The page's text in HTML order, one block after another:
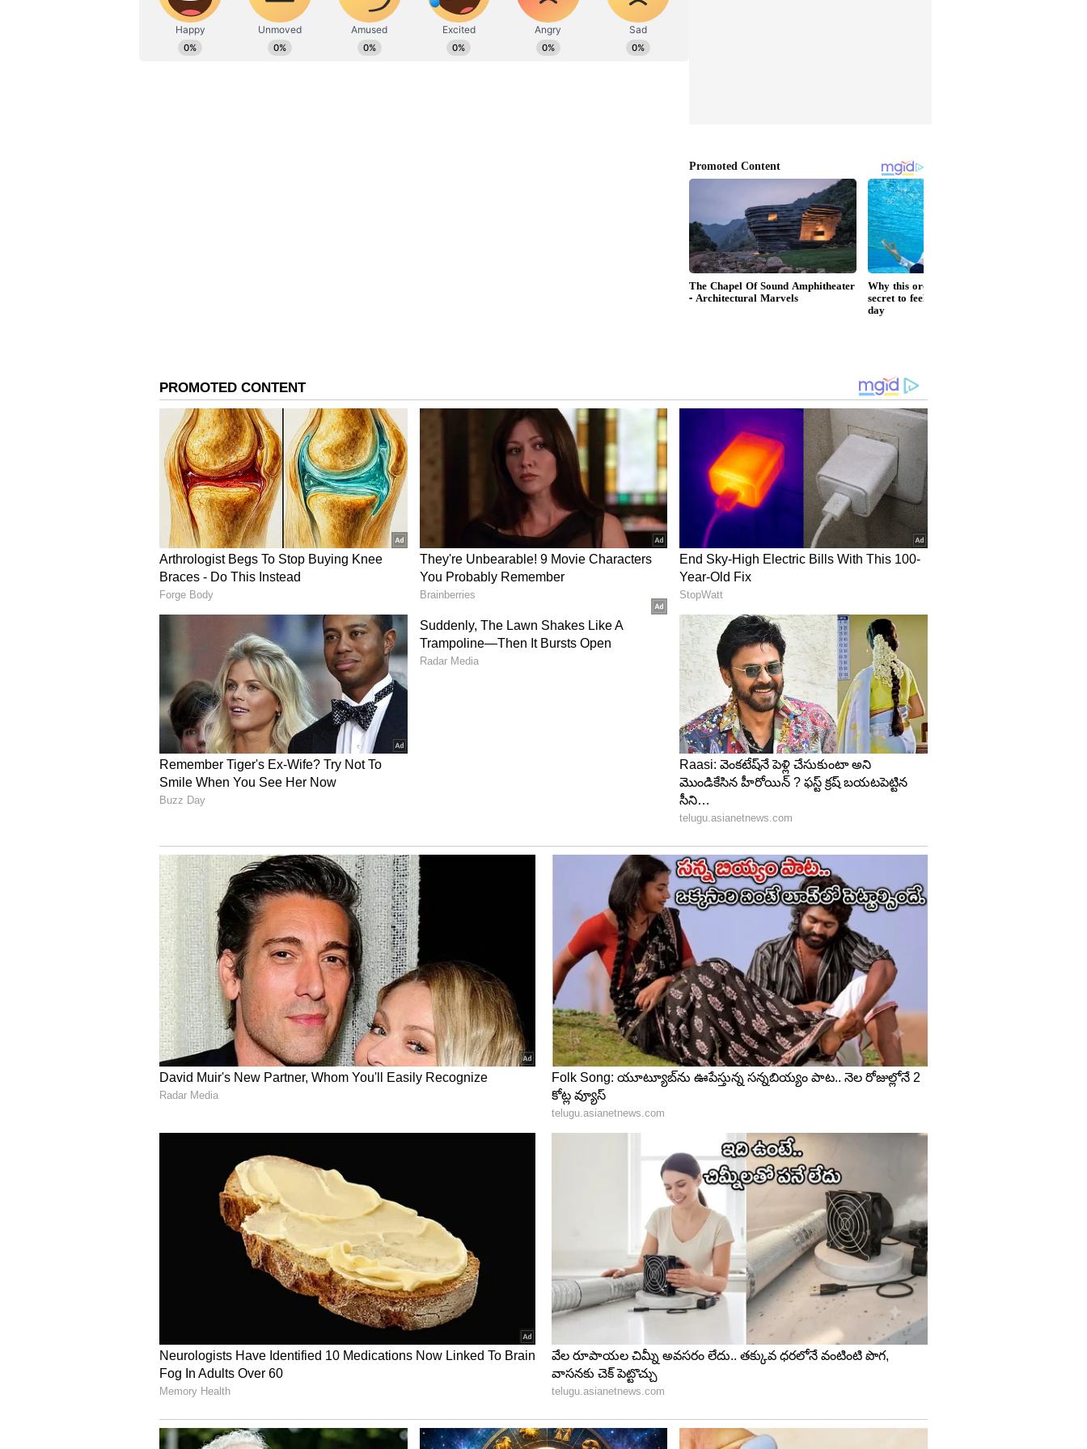
>> ప్రీ అప్రూవ్డ్ లోన్ అందించిన తర్వాత, అవసరమైన డాక్యుమెంట్‌లను సమర్పించడం ద్వారా మీరు మీ
ఇంటి సౌకర్యం నుండి ఆన్‌లైన్‌లో మొత్తాన్ని క్లెయిమ్ చేయవచ్చు.
>> మీ సమీప బ్రాంచ్‌ని సందర్శించిన తర్వాత నేరుగా ప్రీ-అప్రూవ్డ్ లోన్ కోసం అప్లై చేయండి.
ప్రీ-అప్రూవ్డ్ లోన్ ఫీచర్స్
ప్రీ-అప్రూవ్డ్ లోన్ కోసం మీరు చాలా తక్కువ పత్రాలను సమర్పించాలి. మీరు ఆన్‌లైన్‌లో కూడా క్లెయిమ్
చేసుకోవచ్చు. ఇతర లోన్లతో పోలిస్తే ప్రీ అప్రూవ్డ్ లోన్ ప్రాసెసింగ్‌కు చాలా తక్కువ సమయం పడుతుంది. ఈ
లోన్ తీసుకున్న తర్వాత, మీరు మీ సౌలభ్యం ప్రకారం 1 నుండి 5 సంవత్సరాలలోపు తిరిగి చెల్లించవచ్చు.
క్రెడిట్ హిస్టరీ బాగుంటే, చాలా సార్లు కస్టమర్లు అధిక వడ్డీ ఛార్జీల నుండి కూడా రక్షించబడతారు.